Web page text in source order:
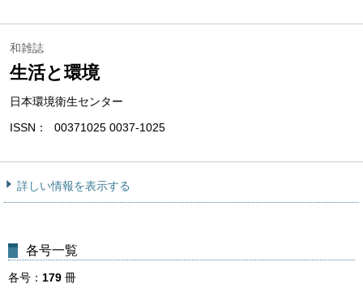
和雑誌
生活と環境
日本環境衛生センター
ISSN
00371025 0037-1025
詳しい情報を表示する
各号一覧
各号 179 冊